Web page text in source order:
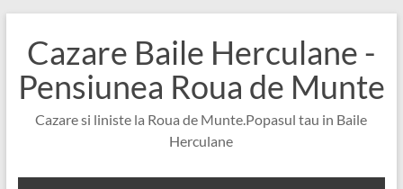
content
Cazare Baile Herculane -
Pensiunea Roua de Munte
Cazare si liniste la Roua de Munte.Popasul tau in Baile
Herculane